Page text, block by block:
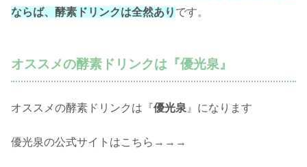
ならば、酵素ドリンクは全然あり です。
オススメの酵素ドリンクは『優光泉』
オススメの酵素ドリンクは『優光泉 』になります
優光泉の公式サイトはこちら→→→